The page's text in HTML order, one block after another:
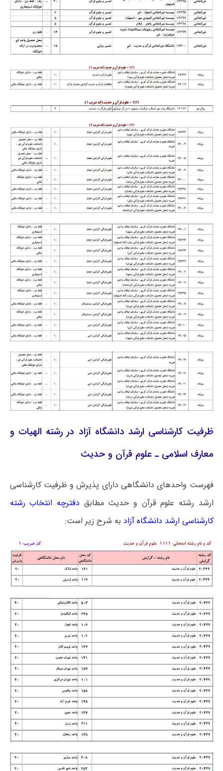
ظرفیت کارشناسی ارشد دانشگاه آزاد در رشته الهیات و
معارف اسلامی ـ علوم قرآن و حدیث
فهرست واحدهای دانشگاهی دارای پذیرش و ظرفیت کارشناسی
ارشد رشته علوم قرآن و حدیث مطابق دفترچه انتخاب رشته
کارشناسی ارشد دانشگاه آزاد به شرح زیر است: